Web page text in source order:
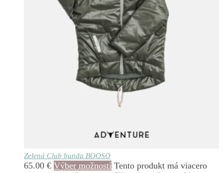
Zelená Club bunda BOOSO
65.00 € Výber možností Tento produkt má viacero